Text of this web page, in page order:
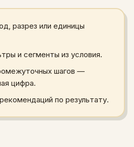
разрез или единицы
и сегменты из условия.
шагов —
цифра.
по результату.